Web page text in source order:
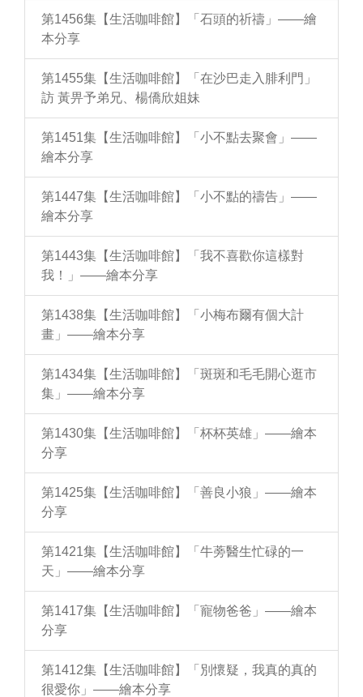
第1456集【生活咖啡館】「石頭的祈禱」——繪
本分享
第1455集【生活咖啡館】「在沙巴走入腓利門」
訪 黃畀予弟兄、楊僑欣姐妹
第1451集【生活咖啡館】「小不點去聚會」——
繪本分享
第1447集【生活咖啡館】「小不點的禱告」——
繪本分享
第1443集【生活咖啡館】「我不喜歡你這樣對
我！」——繪本分享
第1438集【生活咖啡館】「小梅布爾有個大計
畫」——繪本分享
第1434集【生活咖啡館】「斑斑和毛毛開心逛市
集」——繪本分享
第1430集【生活咖啡館】「杯杯英雄」——繪本
分享
第1425集【生活咖啡館】「善良小狼」——繪本
分享
第1421集【生活咖啡館】「牛蒡醫生忙碌的一
天」——繪本分享
第1417集【生活咖啡館】「寵物爸爸」——繪本
分享
第1412集【生活咖啡館】「別懷疑，我真的真的
很愛你」——繪本分享